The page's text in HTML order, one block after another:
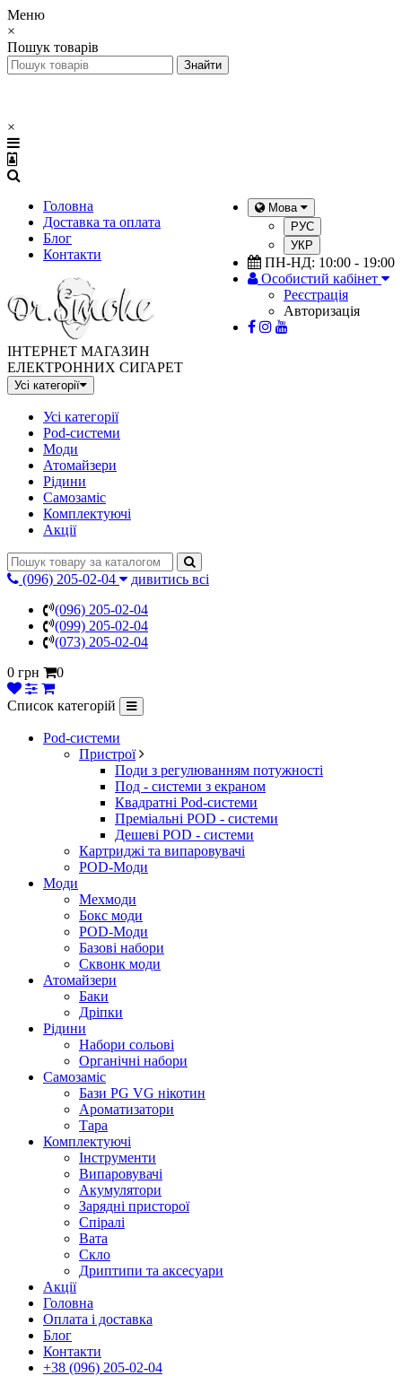
Меню
×
Пошук товарів
×
Головна
Доставка та оплата
Блог
Контакти
Мова
РУС
УКР
ПН-НД: 10:00 - 19:00
Особистий кабінет
Реєстрація
Авторизація
ІНТЕРНЕТ МАГАЗИН
ЕЛЕКТРОННИХ СИГАРЕТ
Усі категорії
Усі категорії
Pod-системи
Моди
Атомайзери
Рідини
Самозаміс
Комплектуючі
Акції
(096) 205-02-04
дивитись всі
(096) 205-02-04
(099) 205-02-04
(073) 205-02-04
0 грн
0
Список категорій
Pod-системи
Пристрої
Поди з регулюванням потужності
Под - системи з екраном
Квадратні Pod-системи
Преміальні POD - системи
Дешеві POD - системи
Картриджі та випаровувачі
POD-Моди
Моди
Мехмоди
Бокс моди
POD-Моди
Базові набори
Сквонк моди
Атомайзери
Баки
Дріпки
Рідини
Набори сольові
Органічні набори
Самозаміс
Бази PG VG нікотин
Ароматизатори
Тара
Комплектуючі
Інструменти
Випаровувачі
Акумулятори
Зарядні присторої
Спіралі
Вата
Скло
Дриптипи та аксесуари
Акції
Головна
Оплата і доставка
Блог
Контакти
+38 (096) 205-02-04